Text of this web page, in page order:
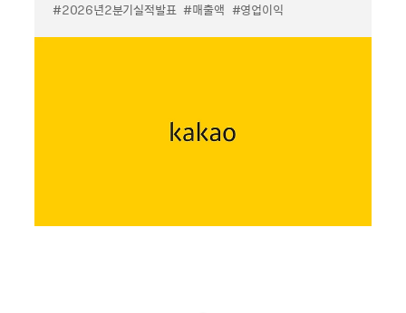
#2026년2분기실적발표 #매출액 #영업이익